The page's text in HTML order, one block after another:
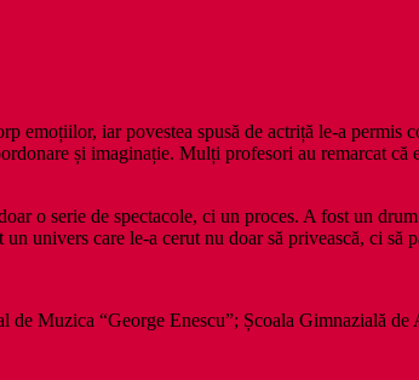
emoțiilor, iar povestea spusă de actriță le-a permis
și imaginație. Mulți profesori au remarcat că
o serie de spectacole, ci un proces. A fost un
univers care le-a cerut nu doar să privească, ci să
Muzica “George Enescu”; Școala Gimnazială de